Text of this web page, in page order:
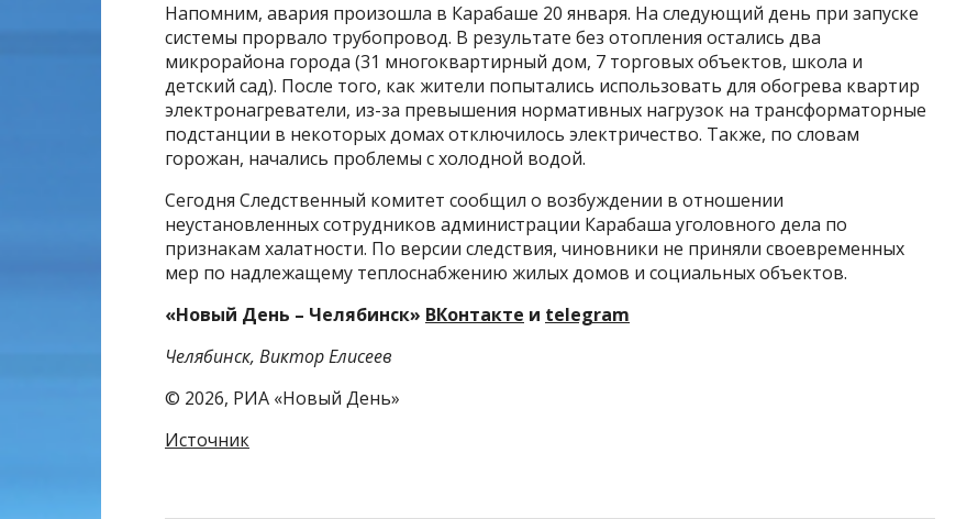
Напомним, авария произошла в Карабаше 20 января. На следующий день при запуске
системы прорвало трубопровод. В результате без отопления остались два
микрорайона города (31 многоквартирный дом, 7 торговых объектов, школа и
детский сад). После того, как жители попытались использовать для обогрева квартир
электронагреватели, из-за превышения нормативных нагрузок на трансформаторные
подстанции в некоторых домах отключилось электричество. Также, по словам
горожан, начались проблемы с холодной водой.
Сегодня Следственный комитет сообщил о возбуждении в отношении
неустановленных сотрудников администрации Карабаша уголовного дела по
признакам халатности. По версии следствия, чиновники не приняли своевременных
мер по надлежащему теплоснабжению жилых домов и социальных объектов.
«Новый День – Челябинск» ВКонтакте и telegram
Челябинск, Виктор Елисеев
© 2026, РИА «Новый День»
Источник